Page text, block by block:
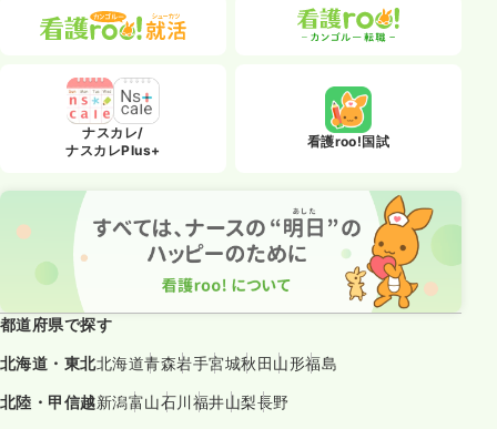
ナスカレ/
ナスカレPlus+
看護roo!国試
都道府県で探す
北海道・東北北海道青森岩手宮城秋田山形福島
北陸・甲信越新潟富山石川福井山梨長野